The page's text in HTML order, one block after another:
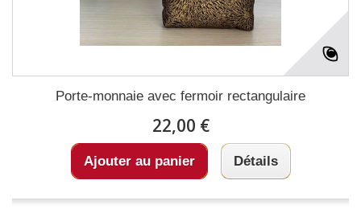
Porte-monnaie avec fermoir rectangulaire
22,00 €
Ajouter au panier Détails